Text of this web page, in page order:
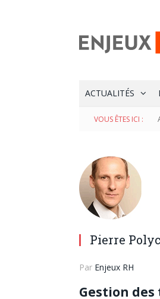
ACTUALITÉS
VOUS ÊTES ICI :
Pierre
Par Enjeux RH
Gestion